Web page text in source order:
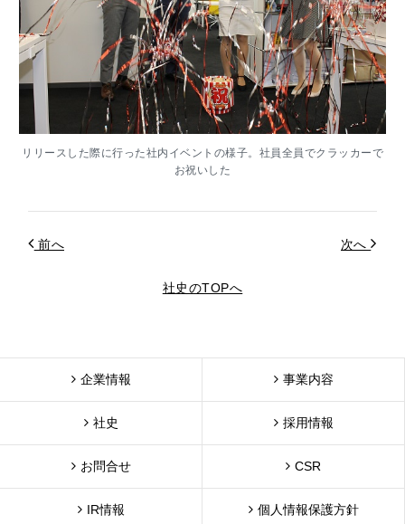
リリースした際に行った社内イベントの様子。社員全員でクラッカーで
お祝いした
前へ 次へ
社史のTOPへ
企業情報 事業内容
社史 採用情報
お問合せ CSR
IR情報 個人情報保護方針